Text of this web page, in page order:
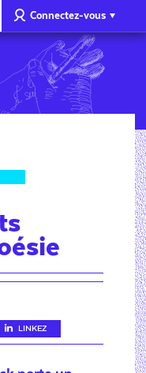
Connectez-vous
LINKEZ